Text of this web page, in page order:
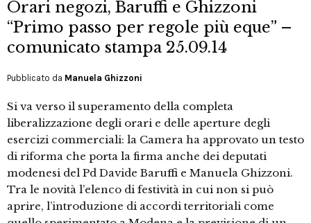
Orari negozi, Baruffi e Ghizzoni
“Primo passo per regole più eque” –
comunicato stampa 25.09.14
Pubblicato da Manuela Ghizzoni
Si va verso il superamento della completa
liberalizzazione degli orari e delle aperture degli
esercizi commerciali: la Camera ha approvato un testo
di riforma che porta la firma anche dei deputati
modenesi del Pd Davide Baruffi e Manuela Ghizzoni.
Tra le novità l’elenco di festività in cui non si può
aprire, l’introduzione di accordi territoriali come